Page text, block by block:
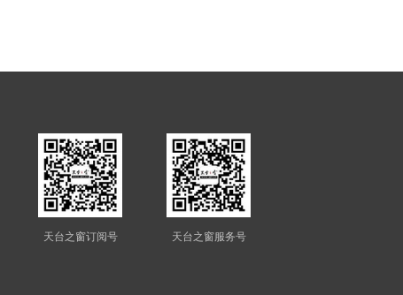
天台之窗订阅号 天台之窗服务号